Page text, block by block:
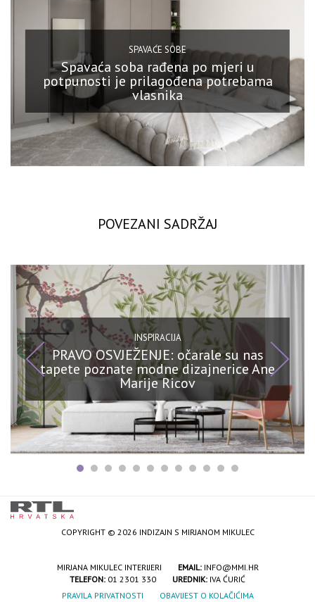
SPAVAĆE SOBE
Spavaća soba rađena po mjeri u
potpunosti je prilagođena potrebama
vlasnika
POVEZANI SADRŽAJ
INSPIRACIJA
PRAVO OSVJEŽENJE: očarale su nas
tapete poznate modne dizajnerice Ane
Marije Ricov
COPYRIGHT © 2026 INDIZAJN S MIRJANOM MIKULEC
MIRJANA MIKULEC INTERIJERI EMAIL: INFO@MMI.HR
TELEFON: 01 2301 330 UREDNIK: IVA ĆURIĆ
PRAVILA PRIVATNOSTI
OBAVIJEST O KOLAČIĆIMA